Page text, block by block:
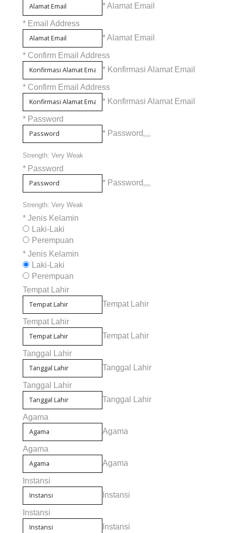
* Alamat Email
* Email Address
* Alamat Email
* Confirm Email Address
* Konfirmasi Alamat Email
* Confirm Email Address
* Konfirmasi Alamat Email
* Password
* Password
Strength: Very Weak
* Password
* Password
Strength: Very Weak
* Jenis Kelamin
Laki-Laki
Perempuan
* Jenis Kelamin
Laki-Laki
Perempuan
Tempat Lahir
Tempat Lahir
Tempat Lahir
Tempat Lahir
Tanggal Lahir
Tanggal Lahir
Tanggal Lahir
Tanggal Lahir
Agama
Agama
Agama
Agama
Instansi
Instansi
Instansi
Instansi